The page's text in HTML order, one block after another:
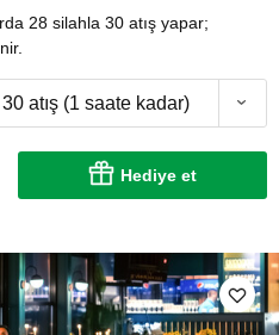
28 silahla 30 atış yapar;
30 atış (1 saate kadar)
Hediye et